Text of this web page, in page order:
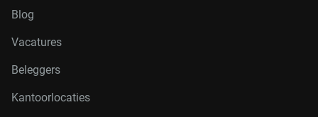
Blog
Vacatures
Beleggers
Kantoorlocaties